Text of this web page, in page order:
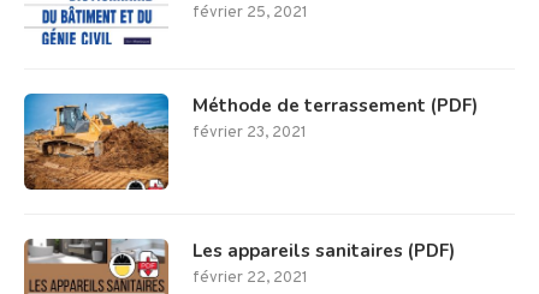
février 25, 2021
Méthode de terrassement (PDF)
février 23, 2021
Les appareils sanitaires (PDF)
février 22, 2021